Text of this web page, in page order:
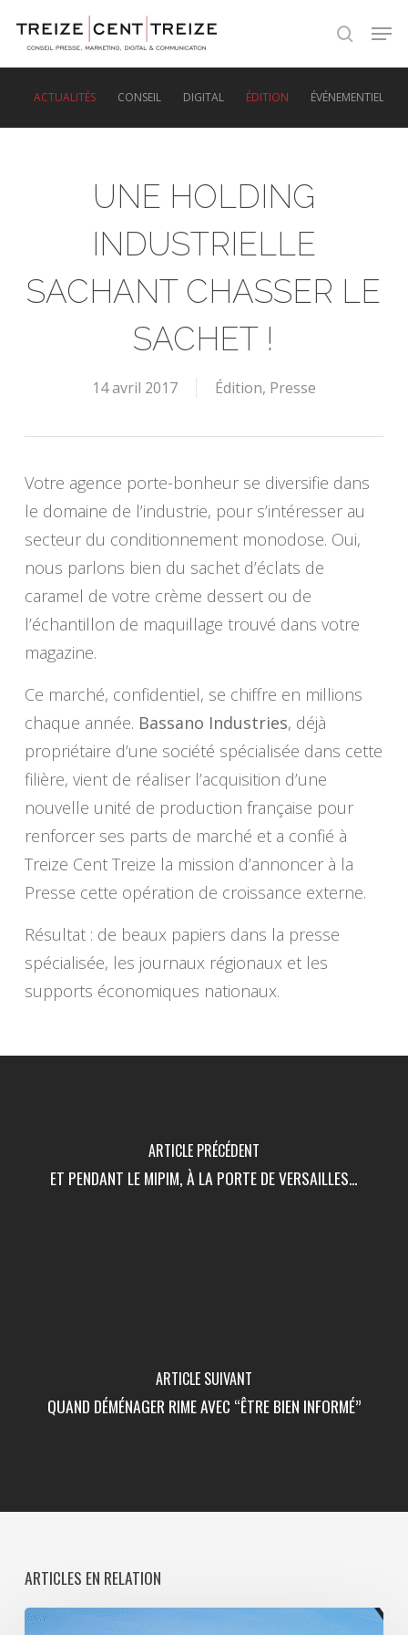
search
ACTUALITÉS CONSEIL DIGITAL ÉDITION ÉVÉNEMENTIEL
UNE HOLDING
INDUSTRIELLE
SACHANT CHASSER LE
SACHET !
14 avril 2017 Édition, Presse
Votre agence porte-bonheur se diversifie dans
le domaine de l’industrie, pour s’intéresser au
secteur du conditionnement monodose. Oui,
nous parlons bien du sachet d’éclats de
caramel de votre crème dessert ou de
l’échantillon de maquillage trouvé dans votre
magazine.
Ce marché, confidentiel, se chiffre en millions
chaque année. Bassano Industries, déjà
propriétaire d’une société spécialisée dans cette
filière, vient de réaliser l’acquisition d’une
nouvelle unité de production française pour
renforcer ses parts de marché et a confié à
Treize Cent Treize la mission d’annoncer à la
Presse cette opération de croissance externe.
Résultat : de beaux papiers dans la presse
spécialisée, les journaux régionaux et les
supports économiques nationaux.
ARTICLE PRÉCÉDENT
ET PENDANT LE MIPIM, À LA PORTE DE VERSAILLES...
ARTICLE SUIVANT
QUAND DÉMÉNAGER RIME AVEC “ÊTRE BIEN INFORMÉ”
ARTICLES EN RELATION
Paris